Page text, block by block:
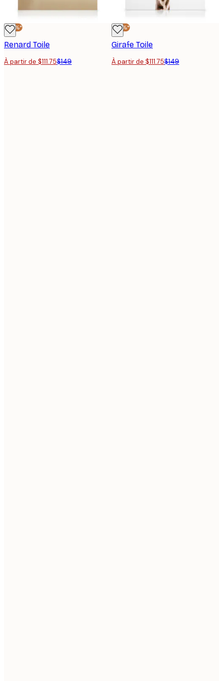
-25%*
Renard Toile
À partir de $111.75$149
-25%*
Girafe Toile
À partir de $111.75$149